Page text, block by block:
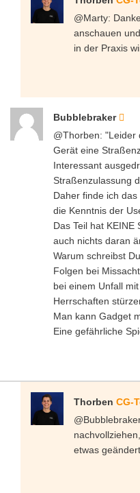
@Marty:
anschauen
in der Praxis
Bubblebraker
@Thorben: "Leider
Gerät eine
Interessant
Straßenzulassung
Daher finde ich
die Kenntnis der
Das Teil hat
auch nichts daran
Warum schreibst
Folgen bei
bei einem Unfall
Herrschaften
Man kann Gadget
Eine gefährliche
Thorben CG-
etwas